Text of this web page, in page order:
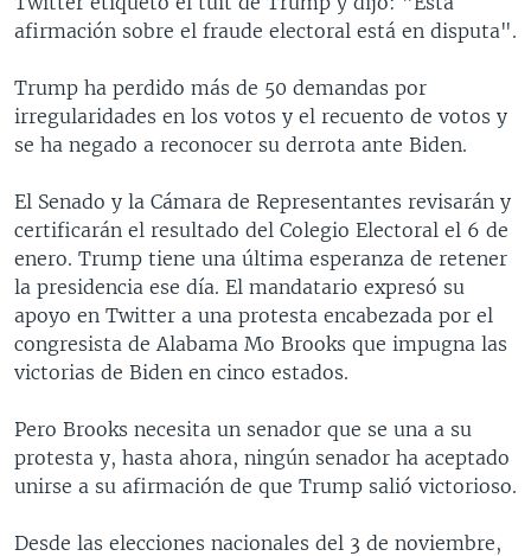
afirmación sobre el fraude electoral está en disputa".
Trump ha perdido más de 50 demandas por
irregularidades en los votos y el recuento de votos y
se ha negado a reconocer su derrota ante Biden.
El Senado y la Cámara de Representantes revisarán y
certificarán el resultado del Colegio Electoral el 6 de
enero. Trump tiene una última esperanza de retener
la presidencia ese día. El mandatario expresó su
apoyo en Twitter a una protesta encabezada por el
congresista de Alabama Mo Brooks que impugna las
victorias de Biden en cinco estados.
Pero Brooks necesita un senador que se una a su
protesta y, hasta ahora, ningún senador ha aceptado
unirse a su afirmación de que Trump salió victorioso.
Desde las elecciones nacionales del 3 de noviembre,